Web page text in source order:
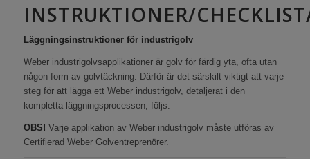
INSTRUKTIONER/
Läggningsinstruktioner för industrigolv
Weber industrigolvsapplikationer är golv för färdig yta, ofta utan
någon form av golvtäckning. Därför är det särskilt viktigt att varje
steg för att lägga ett Weber industrigolv, detaljerat i den
kompletta läggningsprocessen, följs.
OBS! Varje applikation av Weber industrigolv måste utföras av
Certifierad Weber Golventreprenörer.